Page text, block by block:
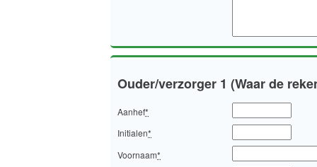
Ouder/verzorger 1 (Waar de
Aanhef*
Initialen*
Voornaam*